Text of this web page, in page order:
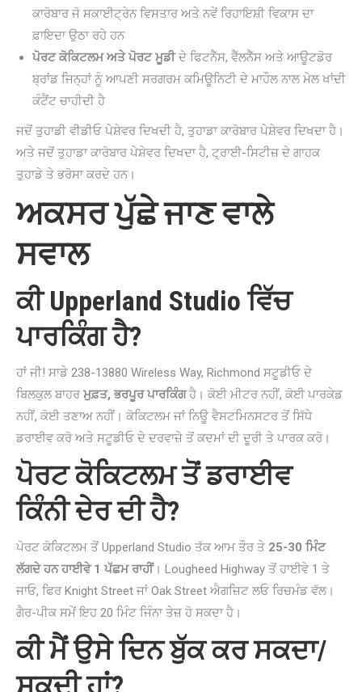
ਕਾਰੋਬਾਰ ਜੋ ਸਕਾਈਟ੍ਰੇਨ ਵਿਸਤਾਰ ਅਤੇ ਨਵੇਂ ਰਿਹਾਇਸ਼ੀ ਵਿਕਾਸ ਦਾ
ਫ਼ਾਇਦਾ ਉਠਾ ਰਹੇ ਹਨ
ਪੋਰਟ ਕੋਕਿਟਲਮ ਅਤੇ ਪੋਰਟ ਮੂਡੀਦੇ ਫਿਟਨੈੱਸ, ਵੈੱਲਨੈੱਸ ਅਤੇ ਆਊਟਡੋਰ
ਬ੍ਰਾਂਡ ਜਿਨ੍ਹਾਂ ਨੂੰ ਆਪਣੀ ਸਰਗਰਮ ਕਮਿਊਨਿਟੀ ਦੇ ਮਾਹੌਲ ਨਾਲ ਮੇਲ ਖਾਂਦੀ
ਕੰਟੈਂਟ ਚਾਹੀਦੀ ਹੈ
ਜਦੋਂ ਤੁਹਾਡੀ ਵੀਡੀਓ ਪੇਸ਼ੇਵਰ ਦਿਖਦੀ ਹੈ, ਤੁਹਾਡਾ ਕਾਰੋਬਾਰ ਪੇਸ਼ੇਵਰ ਦਿਖਦਾ ਹੈ।
ਅਤੇ ਜਦੋਂ ਤੁਹਾਡਾ ਕਾਰੋਬਾਰ ਪੇਸ਼ੇਵਰ ਦਿਖਦਾ ਹੈ, ਟ੍ਰਾਈ-ਸਿਟੀਜ਼ ਦੇ ਗਾਹਕ
ਤੁਹਾਡੇ ਤੇ ਭਰੋਸਾ ਕਰਦੇ ਹਨ।
ਅਕਸਰ ਪੁੱਛੇ ਜਾਣ ਵਾਲੇ
ਸਵਾਲ
ਕੀ Upperland Studio ਵਿੱਚ
ਪਾਰਕਿੰਗ ਹੈ?
ਹਾਂ ਜੀ! ਸਾਡੇ 238-13880 Wireless Way, Richmond ਸਟੂਡੀਓ ਦੇ
ਬਿਲਕੁਲ ਬਾਹਰਮੁਫ਼ਤ, ਭਰਪੂਰ ਪਾਰਕਿੰਗਹੈ। ਕੋਈ ਮੀਟਰ ਨਹੀਂ, ਕੋਈ ਪਾਰਕੇਡ
ਨਹੀਂ, ਕੋਈ ਤਣਾਅ ਨਹੀਂ। ਕੋਕਿਟਲਮ ਜਾਂ ਨਿਊ ਵੈਸਟਮਿਨਸਟਰ ਤੋਂ ਸਿੱਧੇ
ਡਰਾਈਵ ਕਰੋ ਅਤੇ ਸਟੂਡੀਓ ਦੇ ਦਰਵਾਜ਼ੇ ਤੋਂ ਕਦਮਾਂ ਦੀ ਦੂਰੀ ਤੇ ਪਾਰਕ ਕਰੋ।
ਪੋਰਟ ਕੋਕਿਟਲਮ ਤੋਂ ਡਰਾਈਵ
ਕਿੰਨੀ ਦੇਰ ਦੀ ਹੈ?
ਪੋਰਟ ਕੋਕਿਟਲਮ ਤੋਂ Upperland Studio ਤੱਕ ਆਮ ਤੌਰ ਤੇ 25-30 ਮਿੰਟ
ਲੱਗਦੇ ਹਨ ਹਾਈਵੇ 1 ਪੱਛਮ ਰਾਹੀਂ। Lougheed Highway ਤੋਂ ਹਾਈਵੇ 1 ਤੇ
ਜਾਓ, ਫਿਰ Knight Street ਜਾਂ Oak Street ਐਗਜ਼ਿਟ ਲਓ ਰਿਚਮੰਡ ਵੱਲ।
ਗੈਰ-ਪੀਕ ਸਮੇਂ ਇਹ 20 ਮਿੰਟ ਜਿੰਨਾ ਤੇਜ਼ ਹੋ ਸਕਦਾ ਹੈ।
ਕੀ ਮੈਂ ਉਸੇ ਦਿਨ ਬੁੱਕ ਕਰ ਸਕਦਾ/
ਸਕਦੀ ਹਾਂ?